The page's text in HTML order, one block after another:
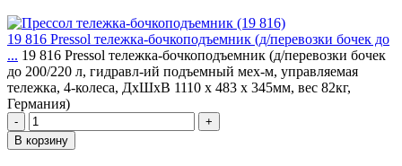
19 816 Pressol тележка-бочкоподъемник (д/перевозки бочек до
... 19 816 Pressol тележка-бочкоподъемник (д/перевозки бочек
до 200/220 л, гидравл-ий подъемный мех-м, управляемая
тележка, 4-колеса, ДхШхВ 1110 x 483 x 345мм, вес 82кг,
Германия)